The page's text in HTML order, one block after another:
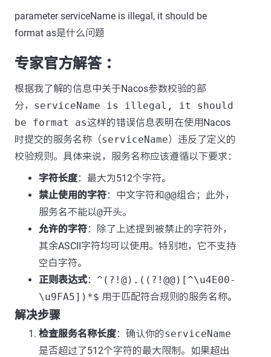
parameter serviceName is illegal, it should be
format as是什么问题
专家官方解答 ：
根据我了解的信息中关于Nacos参数校验的部
分， serviceName is illegal, it should
be format as这样的错误信息表明在使用Nacos
时提交的服务名称（serviceName）违反了定义的
校验规则。具体来说，服务名称应该遵循以下要求：
字符长度：最大为512个字符。
禁止使用的字符：中文字符和@@组合；此外，
服务名不能以@开头。
允许的字符：除了上述提到被禁止的字符外，
其余ASCII字符均可以使用。特别地，它不支持
空白字符。
正则表达式： ^(?!@).((?!@@)[^\u4E00-
\u9FA5])*$ 用于匹配符合规则的服务名称。
解决步骤
检查服务名称长度：确认你的serviceName
是否超过了512个字符的最大限制。如果超出